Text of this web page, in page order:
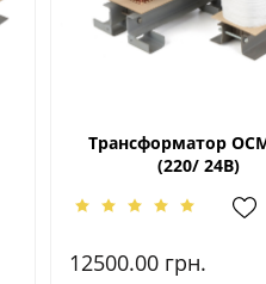
Трансформатор
(220/ 24В)
12500.00 грн.